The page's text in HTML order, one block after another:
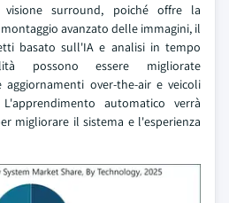
surround, poiché offre la
avanzato delle immagini, il
basato sull'IA e analisi in tempo
possono essere migliorate
over-the-air e veicoli
automatico verrà
migliorare il sistema e l'esperienza